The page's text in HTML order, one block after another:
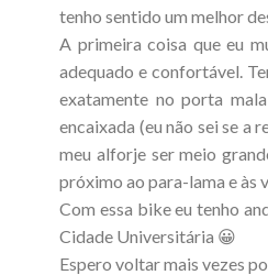
tenho sentido um melhor
A primeira coisa que eu
adequado e confortável.
exatamente no porta
encaixada (eu não sei se a
meu alforje ser meio
próximo ao para-lama e às
Com essa bike eu tenho
Cidade Universitária 😀
Espero voltar mais vezes